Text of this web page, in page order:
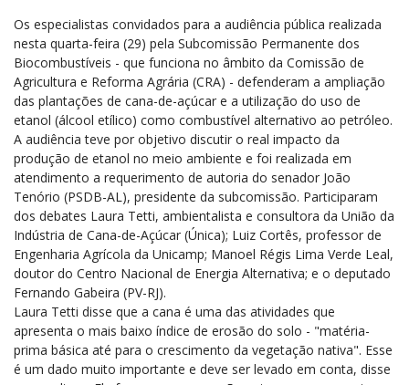
Os especialistas convidados para a audiência pública realizada
nesta quarta-feira (29) pela Subcomissão Permanente dos
Biocombustíveis - que funciona no âmbito da Comissão de
Agricultura e Reforma Agrária (CRA) - defenderam a ampliação
das plantações de cana-de-açúcar e a utilização do uso de
etanol (álcool etílico) como combustível alternativo ao petróleo.
A audiência teve por objetivo discutir o real impacto da
produção de etanol no meio ambiente e foi realizada em
atendimento a requerimento de autoria do senador João
Tenório (PSDB-AL), presidente da subcomissão. Participaram
dos debates Laura Tetti, ambientalista e consultora da União da
Indústria de Cana-de-Açúcar (Única); Luiz Cortês, professor de
Engenharia Agrícola da Unicamp; Manoel Régis Lima Verde Leal,
doutor do Centro Nacional de Energia Alternativa; e o deputado
Fernando Gabeira (PV-RJ).
Laura Tetti disse que a cana é uma das atividades que
apresenta o mais baixo índice de erosão do solo - "matéria-
prima básica até para o crescimento da vegetação nativa". Esse
é um dado muito importante e deve ser levado em conta, disse